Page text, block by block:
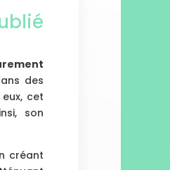
des
cet
son
créant